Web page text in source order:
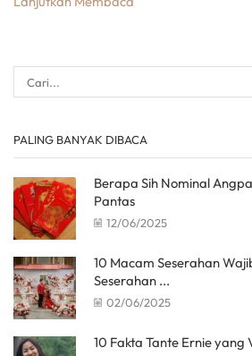
PALING BANYAK DIBACA
Berapa Sih Nominal
Pantas
12/06/2025
10 Macam Seserahan
Seserahan ...
02/06/2025
10 Fakta Tante Ernie yang